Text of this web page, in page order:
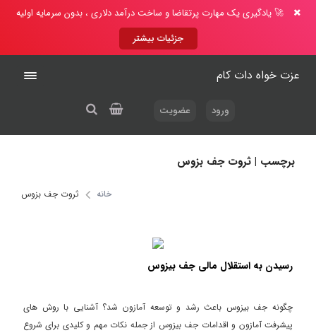
🚀 یادگیری یک مهارت پرتقاضا و ساخت درآمد دلاری ، بدون سرمایه اولیه
جزئیات بیشتر
عزت خواه دات کام
ورود عضویت
برچسب | ثروت جف بزوس
خانه ثروت جف بزوس
رسیدن به استقلال مالی جف بیزوس
چگونه جف بیزوس باعث رشد و توسعه آمازون شد؟ آشنایی با روش های
پیشرفت آمازون و اقدامات جف بیزوس از جمله نکات مهم و کلیدی برای شروع